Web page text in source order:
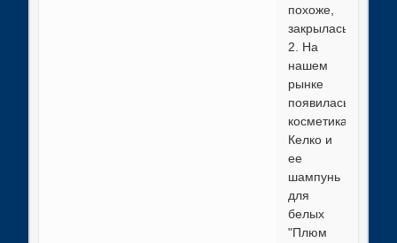
похоже,
закрылась.
2. На
нашем
рынке
появилась
косметика
Келко и
ее
шампунь
для
белых
"Плюм